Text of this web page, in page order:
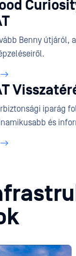
Benny útjáról,
iparág
és